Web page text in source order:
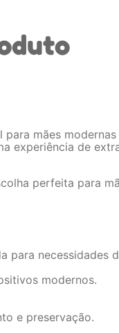
mães
experiência de
perfeita para
para necessidades
modernos.
e preservação.